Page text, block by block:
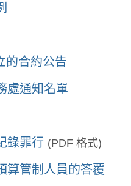
的合約公告
處通知名單
錄罪行 (PDF 格式)
算管制人員的答覆